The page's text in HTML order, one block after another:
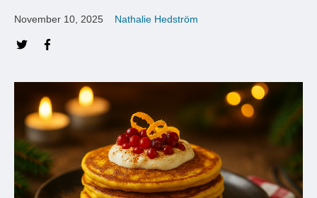
November 10, 2025 Nathalie Hedström